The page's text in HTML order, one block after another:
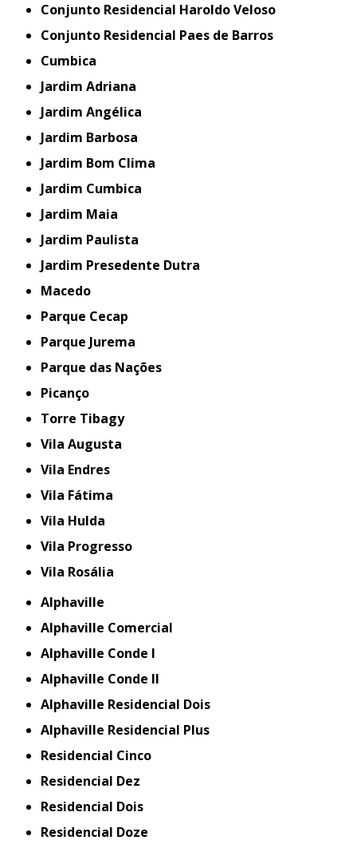
Conjunto Residencial Haroldo Veloso
Conjunto Residencial Paes de Barros
Cumbica
Jardim Adriana
Jardim Angélica
Jardim Barbosa
Jardim Bom Clima
Jardim Cumbica
Jardim Maia
Jardim Paulista
Jardim Presedente Dutra
Macedo
Parque Cecap
Parque Jurema
Parque das Nações
Picanço
Torre Tibagy
Vila Augusta
Vila Endres
Vila Fátima
Vila Hulda
Vila Progresso
Vila Rosália
Alphaville
Alphaville Comercial
Alphaville Conde I
Alphaville Conde II
Alphaville Residencial Dois
Alphaville Residencial Plus
Residencial Cinco
Residencial Dez
Residencial Dois
Residencial Doze